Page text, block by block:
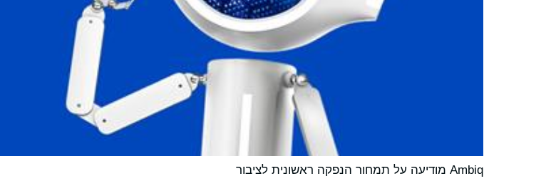
Ambiq מודיעה על תמחור הנפקה ראשונית לציבור